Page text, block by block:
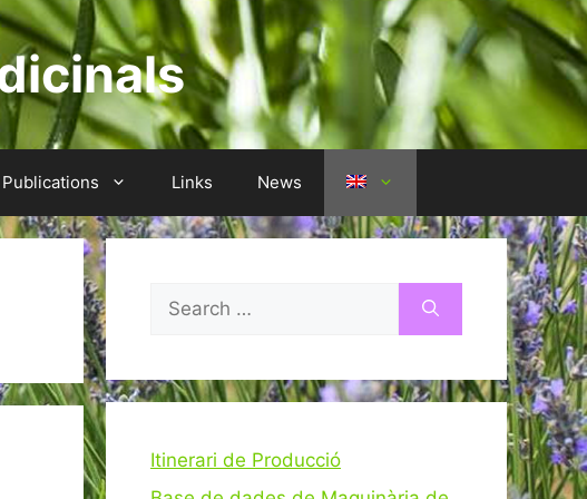
Publications Links News
Search
for:
Itinerari de Producció